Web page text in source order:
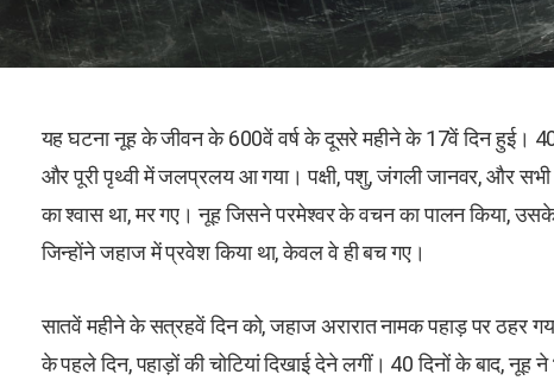
यह घटना नूह के जीवन के 600वें वर्ष के दूसरे महीने के 17वें दिन हुई। 40
और पूरी पृथ्वी में जलप्रलय आ गया। पक्षी, पशु, जंगली जानवर, और
का श्वास था, मर गए। नूह जिसने परमेश्वर के वचन का पालन किया,
जिन्होंने जहाज में प्रवेश किया था, केवल वे ही बच गए।
सातवें महीने के सत्रहवें दिन को, जहाज अरारात नामक पहाड़ पर ठहर
के पहले दिन, पहाड़ों की चोटियां दिखाई देने लगीं। 40 दिनों के बाद, नूह